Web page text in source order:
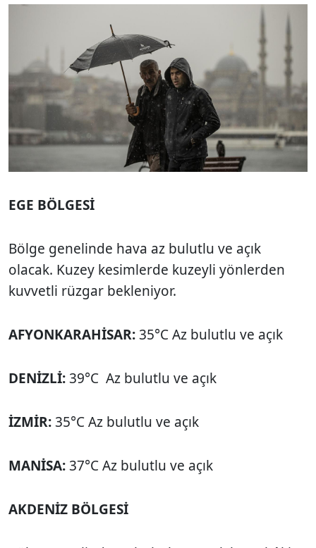
EGE BÖLGESİ
Bölge genelinde hava az bulutlu ve açık
olacak. Kuzey kesimlerde kuzeyli yönlerden
kuvvetli rüzgar bekleniyor.
AFYONKARAHİSAR:35°C Az bulutlu ve açık
DENİZLİ:39°C Az bulutlu ve açık
İZMİR:35°C Az bulutlu ve açık
MANİSA:37°C Az bulutlu ve açık
AKDENİZ BÖLGESİ